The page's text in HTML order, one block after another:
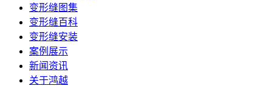
变形缝图集
变形缝百科
变形缝安装
案例展示
新闻资讯
关于鸿越